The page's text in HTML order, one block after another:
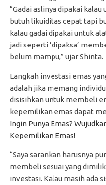
“Gadai aslinya dipakai
butuh likuiditas cepat tapi
kalau gadai dipakai untuk
jadi seperti ‘dipaksa’
belum mampu,” ujar Shinta.
Langkah investasi emas
adalah jika memang
disisihkan untuk membeli
kepemilikan emas dapat
Ingin Punya Emas?
Kepemilikan Emas!
“Saya sarankan harusnya
membeli sesuai yang
investasi. Kalau masih ada